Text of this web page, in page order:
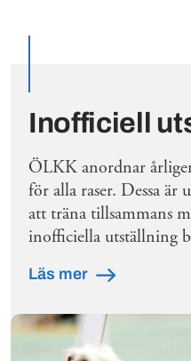
Inofficiell
ÖLKK anordnar
för alla raser. Dessa
att träna tillsammans
inofficiella utställning
Läs mer